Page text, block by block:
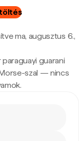
ma, augusztus 6.,
guarani
szal — nincs